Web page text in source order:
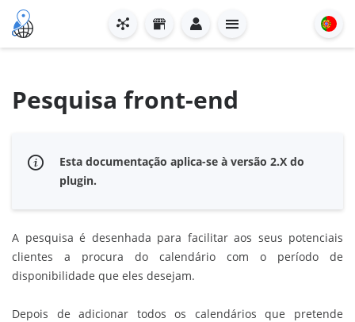
Pesquisa front-end
Esta documentação aplica-se à versão 2.X do
plugin.
A pesquisa é desenhada para facilitar aos seus potenciais
clientes a procura do calendário com o período de
disponibilidade que eles desejam.
Depois de adicionar todos os calendários que pretende